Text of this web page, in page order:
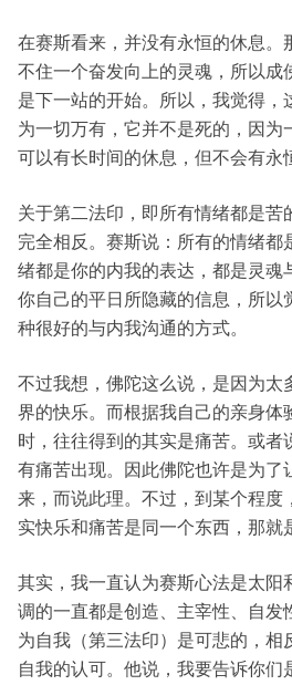
在赛斯看来，并没有永恒的休息。
不住一个奋发向上的灵魂，所以成
是下一站的开始。所以，我觉得，
为一切万有，它并不是死的，因为
可以有长时间的休息，但不会有永
关于第二法印，即所有情绪都是苦
完全相反。赛斯说：所有的情绪都
绪都是你的内我的表达，都是灵魂
你自己的平日所隐藏的信息，所以
种很好的与内我沟通的方式。
不过我想，佛陀这么说，是因为太
界的快乐。而根据我自己的亲身体
时，往往得到的其实是痛苦。或者
有痛苦出现。因此佛陀也许是为了
来，而说此理。不过，到某个程度
实快乐和痛苦是同一个东西，那就
其实，我一直认为赛斯心法是太阳
调的一直都是创造、主宰性、自发
为自我（第三法印）是可悲的，相
自我的认可。他说，我要告诉你们